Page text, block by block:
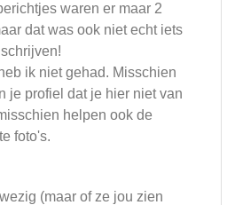
waren er maar 2
dat was ook niet echt iets
ik niet gehad. Misschien
je profiel dat je hier niet van
helpen ook de
foto's.
(maar of ze jou zien